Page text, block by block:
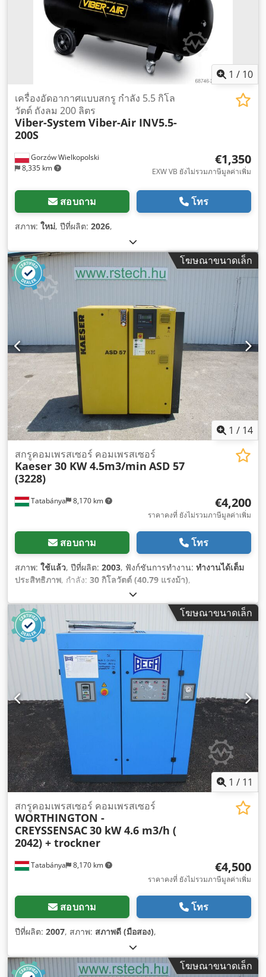
1 / 10
Gorzów Wielkopolski
8,335 km
เครื่องอัดอากาศแบบสกรู กำลัง 5.5 กิโล
วัตต์ ถังลม 200 ลิตร
Viber-System Viber-Air INV5.5-
200S
€1,350
EXW VB ยังไม่รวมภาษีมูลค่าเพิ่ม
สอบถาม โทร
สภาพ: ใหม่, ปีที่ผลิต: 2026,
โฆษณาขนาดเล็ก
1 / 14
Tatabánya 8,170 km
สกรูคอมเพรสเซอร์ คอมเพรสเซอร์
Kaeser 30 KW 4.5m3/min ASD 57
(3228)
€4,200
ราคาคงที่ ยังไม่รวมภาษีมูลค่าเพิ่ม
สอบถาม โทร
สภาพ: ใช้แล้ว, ปีที่ผลิต: 2003, ฟังก์ชันการทำงาน: ทำงานได้เต็ม
ประสิทธิภาพ, กำลัง: 30 กิโลวัตต์ (40.79 แรงม้า),
โฆษณาขนาดเล็ก
1 / 11
Tatabánya 8,170 km
สกรูคอมเพรสเซอร์ คอมเพรสเซอร์
WORTHINGTON -
CREYSSENSAC30 kW 4.6 m3/h (
2042) + trockner
€4,500
ราคาคงที่ ยังไม่รวมภาษีมูลค่าเพิ่ม
สอบถาม โทร
ปีที่ผลิต: 2007, สภาพ: สภาพดี (มือสอง),
โฆษณาขนาดเล็ก